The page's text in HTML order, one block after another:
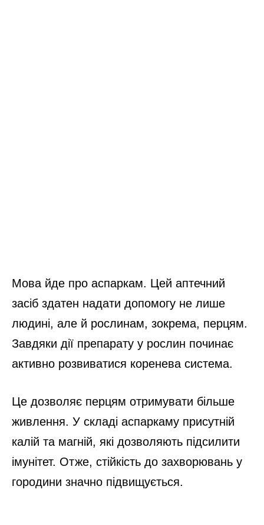
Мова йде про аспаркам. Цей аптечний
засіб здатен надати допомогу не лише
людині, але й рослинам, зокрема, перцям.
Завдяки дії препарату у рослин починає
активно розвиватися коренева система.
Це дозволяє перцям отримувати більше
живлення. У складі аспаркаму присутній
калій та магній, які дозволяють підсилити
імунітет. Отже, стійкість до захворювань у
городини значно підвищується.